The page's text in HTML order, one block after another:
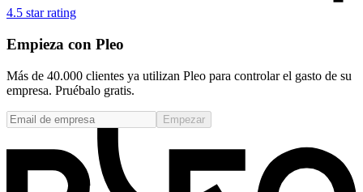
4.5 star rating
Empieza con Pleo
Más de 40.000 clientes ya utilizan Pleo para controlar el gasto de su
empresa. Pruébalo gratis.
Empezar